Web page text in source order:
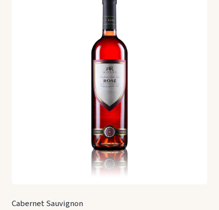
Cabernet Sauvignon